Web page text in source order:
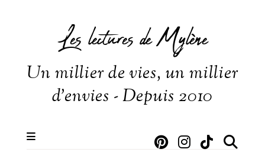
Les lectures de Mylène
Un millier de vies, un millier
d'envies - Depuis 2010